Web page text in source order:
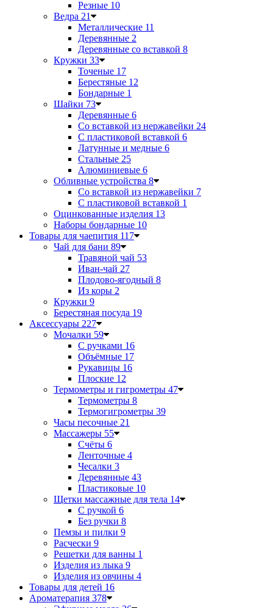
Резные 10
Ведра 21
Металлические 11
Деревянные 2
Деревянные со вставкой 8
Кружки 33
Точеные 17
Берестяные 12
Бондарные 1
Шайки 73
Деревянные 6
Со вставкой из нержавейки 24
С пластиковой вставкой 6
Латунные и медные 6
Стальные 25
Алюминиевые 6
Обливные устройства 8
Со вставкой из нержавейки 7
С пластиковой вставкой 1
Оцинкованные изделия 13
Наборы бондарные 10
Товары для чаепития 117
Чай для бани 89
Травяной чай 53
Иван-чай 27
Плодово-ягодный 8
Из коры 2
Кружки 9
Берестяная посуда 19
Аксессуары 227
Мочалки 59
С ручками 16
Объёмные 17
Рукавицы 16
Плоские 12
Термометры и гигрометры 47
Термометры 8
Термогигрометры 39
Часы песочные 21
Массажеры 55
Счёты 6
Ленточные 4
Чесалки 3
Деревянные 43
Пластиковые 10
Щетки массажные для тела 14
С ручкой 6
Без ручки 8
Пемзы и пилки 9
Расчески 9
Решетки для ванны 1
Изделия из лыка 9
Изделия из овчины 4
Товары для детей 16
Ароматерапия 378